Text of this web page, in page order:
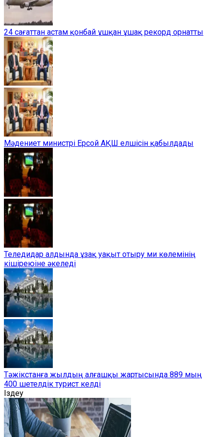
24 сағаттан астам қонбай ұшқан ұшақ рекорд орнатты
Мәдениет министрі Ерсой АҚШ елшісін қабылдады
Теледидар алдында ұзақ уақыт отыру ми көлемінің
кішіреюіне әкеледі
Тәжікстанға жылдың алғашқы жартысында 889 мың
400 шетелдік турист келді
Іздеу